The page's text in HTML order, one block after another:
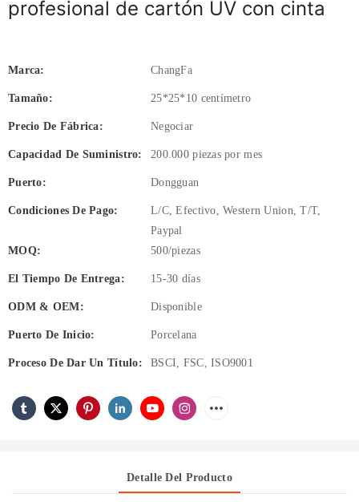
profesional de cartón UV con cinta
Marca: ChangFa
Tamaño: 25*25*10 centímetro
Precio De Fábrica: Negociar
Capacidad De Suministro: 200.000 piezas por mes
Puerto: Dongguan
Condiciones De Pago:
L/C, Efectivo, Western Union, T/T,
Paypal
MOQ:
500/piezas
El Tiempo De Entrega: 15-30 días
ODM & OEM: Disponible
Puerto De Inicio: Porcelana
Proceso De Dar Un Título: BSCI, FSC, ISO9001
Detalle Del Producto